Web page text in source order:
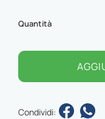
Quantità
Condividi: